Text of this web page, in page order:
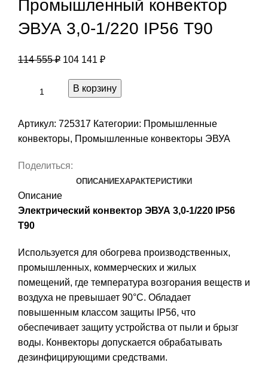
Промышленный конвектор
ЭВУА 3,0-1/220 IP56 Т90
114 555₽ 104 141 ₽
В корзину
Артикул: 725317 Категории: Промышленные
конвекторы, Промышленные конвекторы ЭВУА
Поделиться:
ОПИСАНИЕХАРАКТЕРИСТИКИ
Описание
Электрический конвектор ЭВУА 3,0-1/220 IP56
Т90
Используется для обогрева производственных,
промышленных, коммерческих и жилых
помещений, где температура возгорания веществ и
воздуха не превышает 90°С. Обладает
повышенным классом защиты IP56, что
обеспечивает защиту устройства от пыли и брызг
воды. Конвекторы допускается обрабатывать
дезинфицирующими средствами.